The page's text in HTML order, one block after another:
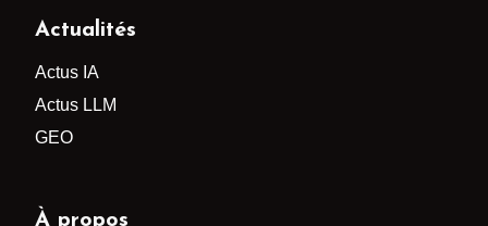
Actualités
Actus IA
Actus LLM
GEO
À propos